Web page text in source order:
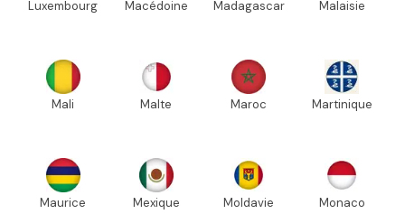
Luxembourg Macédoine Madagascar Malaisie
Mali Malte Maroc Martinique
Maurice Mexique Moldavie Monaco